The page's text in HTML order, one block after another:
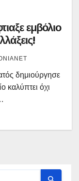
εμβόλιο
δημιούργησε
καλύπτει όχι